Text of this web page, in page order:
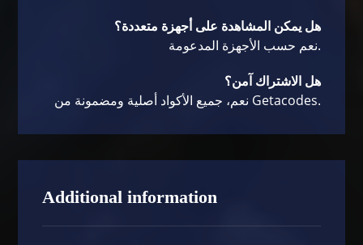
هل يمكن المشاهدة على أجهزة متعددة؟
نعم حسب الأجهزة المدعومة.
هل الاشتراك آمن؟
نعم، جميع الأكواد أصلية ومضمونة من Getacodes.
Additional information